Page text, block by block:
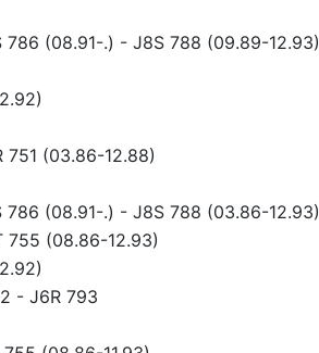
786 (08.91-.) - J8S 788 (09.89-12.93)
751 (03.86-12.88)
786 (08.91-.) - J8S 788 (03.86-12.93)
755 (08.86-12.93)
- J6R 793